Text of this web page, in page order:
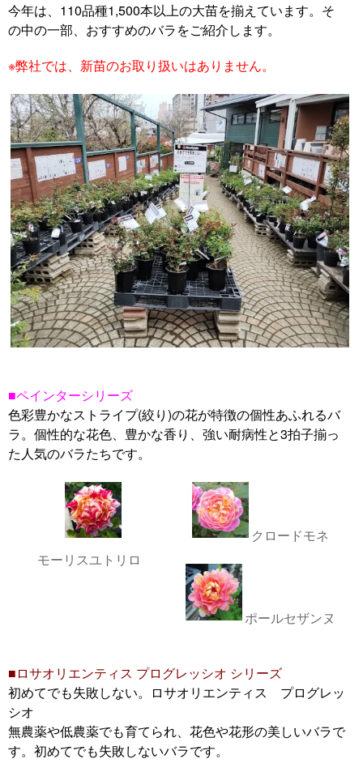
今年は、110品種1,500本以上の大苗を揃えています。そ
の中の一部、おすすめのバラをご紹介します。
※弊社では、新苗のお取り扱いはありません。
■ペインターシリーズ
色彩豊かなストライプ(絞り)の花が特徴の個性あふれるバ
ラ。個性的な花色、豊かな香り、強い耐病性と3拍子揃っ
た人気のバラたちです。
モーリスユトリロ
クロードモネ
ポールセザンヌ
■ロサオリエンティス プログレッシオ シリーズ
初めてでも失敗しない。ロサオリエンティス プログレッ
シオ
無農薬や低農薬でも育てられ、花色や花形の美しいバラで
す。初めてでも失敗しないバラです。